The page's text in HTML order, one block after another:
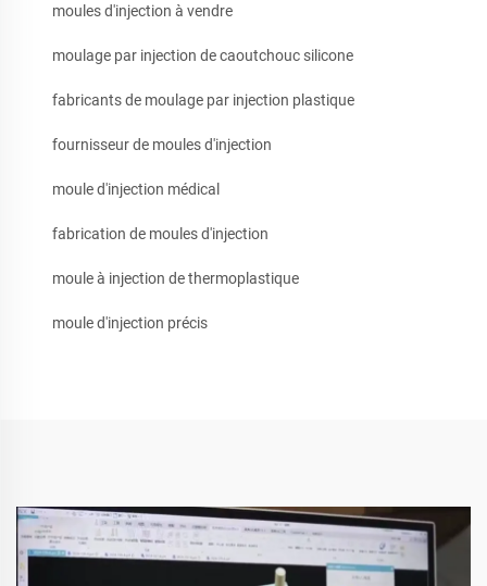
moules d'injection à vendre
moulage par injection de caoutchouc silicone
fabricants de moulage par injection plastique
fournisseur de moules d'injection
moule d'injection médical
fabrication de moules d'injection
moule à injection de thermoplastique
moule d'injection précis